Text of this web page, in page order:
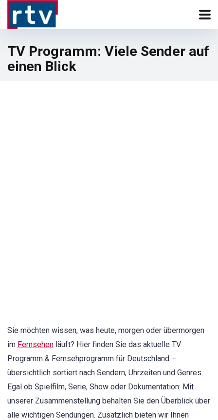
TV Programm: Viele Sender auf
einen Blick
Sie möchten wissen, was heute, morgen oder übermorgen
im Fernsehen läuft? Hier finden Sie das aktuelle TV
Programm & Fernsehprogramm für Deutschland –
übersichtlich sortiert nach Sendern, Uhrzeiten und Genres.
Egal ob Spielfilm, Serie, Show oder Dokumentation: Mit
unserer Zusammenstellung behalten Sie den Überblick über
alle wichtigen Sendungen. Zusätzlich bieten wir Ihnen